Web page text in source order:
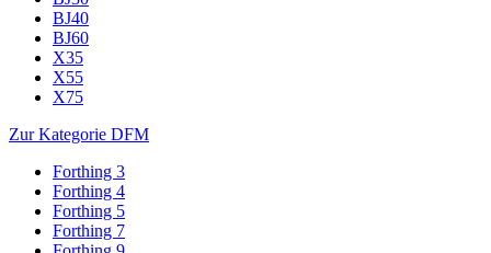
BJ40
BJ60
X35
X55
X75
Zur Kategorie DFM
Forthing 3
Forthing 4
Forthing 5
Forthing 7